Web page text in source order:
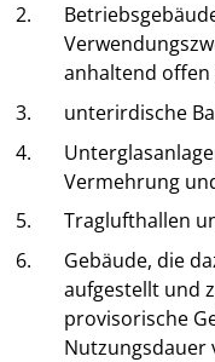
2.
anhaltend offen
3.
unterirdische
4.
Vermehrung
5.
Traglufthallen
6.
Gebäude, die
aufgestellt und
provisorische
Nutzungsdauer